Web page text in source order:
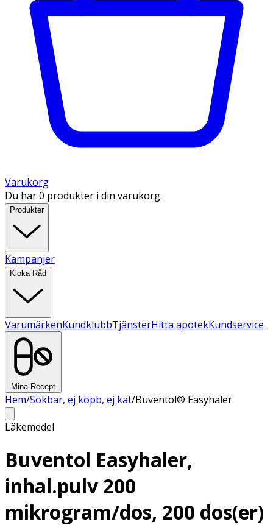
Varukorg
Du har 0 produkter i din varukorg.
Produkter
Kampanjer
Kloka Råd
VarumärkenKundklubbTjänsterHitta apotekKundservice
Mina Recept
Hem/Sökbar, ej köpb, ej kat/Buventol® Easyhaler
Läkemedel
Buventol Easyhaler,
inhal.pulv 200
mikrogram/dos, 200 dos(er)